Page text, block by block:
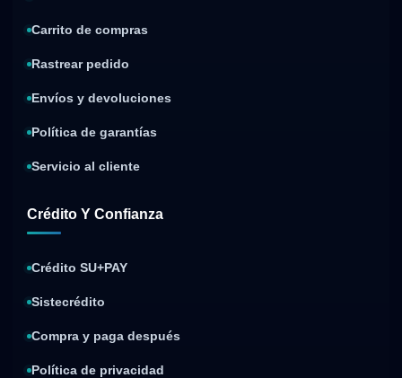
Carrito de compras
Rastrear pedido
Envíos y devoluciones
Política de garantías
Servicio al cliente
Crédito Y Confianza
Crédito SU+PAY
Sistecrédito
Compra y paga después
Política de privacidad